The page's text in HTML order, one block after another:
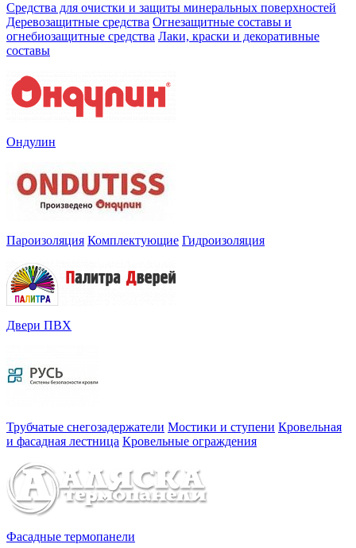
Средства для очистки и защиты минеральных поверхностей
Деревозащитные средства Огнезащитные составы и
огнебиозащитные средства Лаки, краски и декоративные
составы
Ондулин
Пароизоляция Комплектующие Гидроизоляция
Двери ПВХ
Трубчатые снегозадержатели Мостики и ступени Кровельная
и фасадная лестница Кровельные ограждения
Фасадные термопанели